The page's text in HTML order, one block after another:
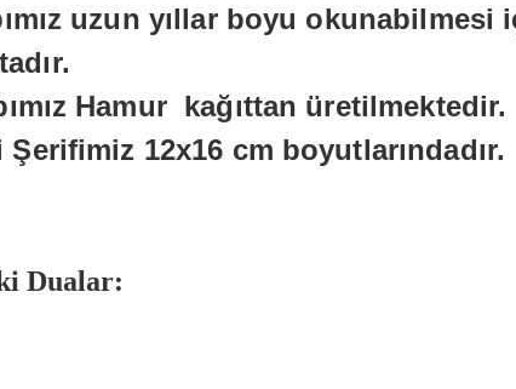
uzun yıllar boyu okunabilmesi
Hamur kağıttan üretilmektedir.
Şerifimiz 12x16 cm boyutlarındadır.
Dualar: